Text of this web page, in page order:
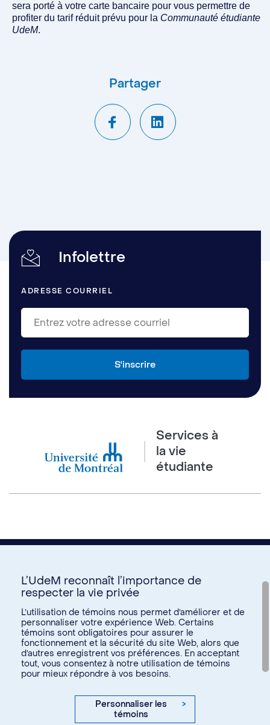
sera porté à votre carte bancaire pour vous permettre de
profiter du tarif réduit prévu pour la Communauté étudiante
UdeM.
Partager
Infolettre
ADRESSE COURRIEL
Services à
la vie
étudiante
Nous joindre
Voir tous les liens
Calendrier de la vie étudiante
Ateliers culturels
Expérience étudiante
Espace entreprises
Confidentialité
Conditions d’utilisation
Paramètres des témoins
L’UdeM reconnaît l’importance de
respecter la vie privée
L’utilisation de témoins nous permet d’améliorer et de
personnaliser votre expérience Web. Certains
témoins sont obligatoires pour assurer le
fonctionnement et la sécurité du site Web, alors que
d’autres enregistrent vos préférences. En acceptant
tout, vous consentez à notre utilisation de témoins
pour mieux répondre à vos besoins.
Personnaliser les
témoins
>